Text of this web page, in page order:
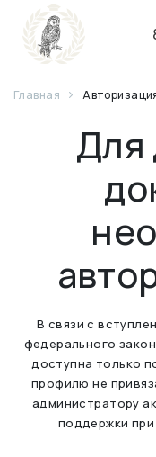
Главная
Для
В связи с
федерального
доступна только
профилю не
администратору
поддержки